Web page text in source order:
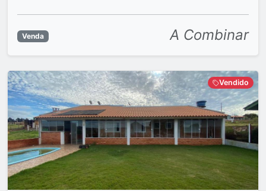
Venda A Combinar
Vendido